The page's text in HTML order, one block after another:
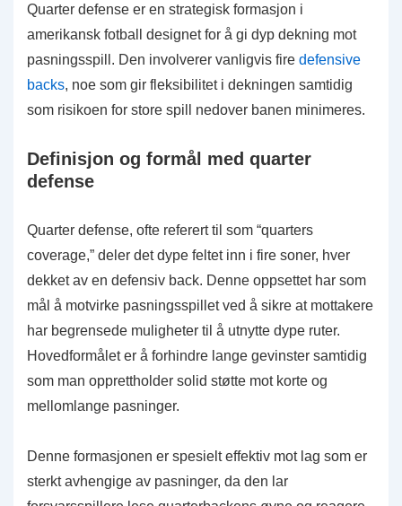
Quarter defense er en strategisk formasjon i
amerikansk fotball designet for å gi dyp dekning mot
pasningsspill. Den involverer vanligvis fire defensive
backs, noe som gir fleksibilitet i dekningen samtidig
som risikoen for store spill nedover banen minimeres.
Definisjon og formål med quarter
defense
Quarter defense, ofte referert til som “quarters
coverage,” deler det dype feltet inn i fire soner, hver
dekket av en defensiv back. Denne oppsettet har som
mål å motvirke pasningsspillet ved å sikre at mottakere
har begrensede muligheter til å utnytte dype ruter.
Hovedformålet er å forhindre lange gevinster samtidig
som man opprettholder solid støtte mot korte og
mellomlange pasninger.
Denne formasjonen er spesielt effektiv mot lag som er
sterkt avhengige av pasninger, da den lar